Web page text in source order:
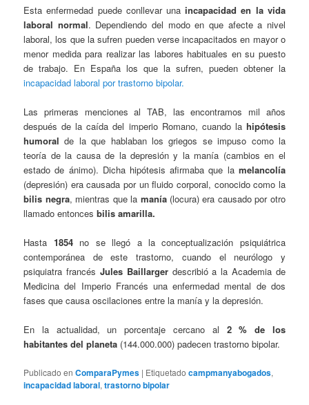
Esta enfermedad puede conllevar una incapacidad en la vida
laboral normal. Dependiendo del modo en que afecte a nivel
laboral, los que la sufren pueden verse incapacitados en mayor o
menor medida para realizar las labores habituales en su puesto
de trabajo. En España los que la sufren, pueden obtener la
incapacidad laboral por trastorno bipolar.
Las primeras menciones al TAB, las encontramos mil años
después de la caída del imperio Romano, cuando la hipótesis
humoralde la que hablaban los griegos se impuso como la
teoría de la causa de la depresión y la manía (cambios en el
estado de ánimo). Dicha hipótesis afirmaba que la melancolía
(depresión) era causada por un fluido corporal, conocido como la
bilis negra, mientras que la manía(locura) era causado por otro
llamado entoncesbilis amarilla.
Hasta 1854 no se llegó a la conceptualización psiquiátrica
contemporánea de este trastorno, cuando el neurólogo y
psiquiatra francés Jules Baillargerdescribió a la Academia de
Medicina del Imperio Francés una enfermedad mental de dos
fases que causa oscilaciones entre la manía y la depresión.
En la actualidad, un porcentaje cercano al 2 % de los
habitantes del planeta (144.000.000) padecen trastorno bipolar.
Publicado en ComparaPymes | Etiquetado campmanyabogados,
incapacidad laboral,trastorno bipolar